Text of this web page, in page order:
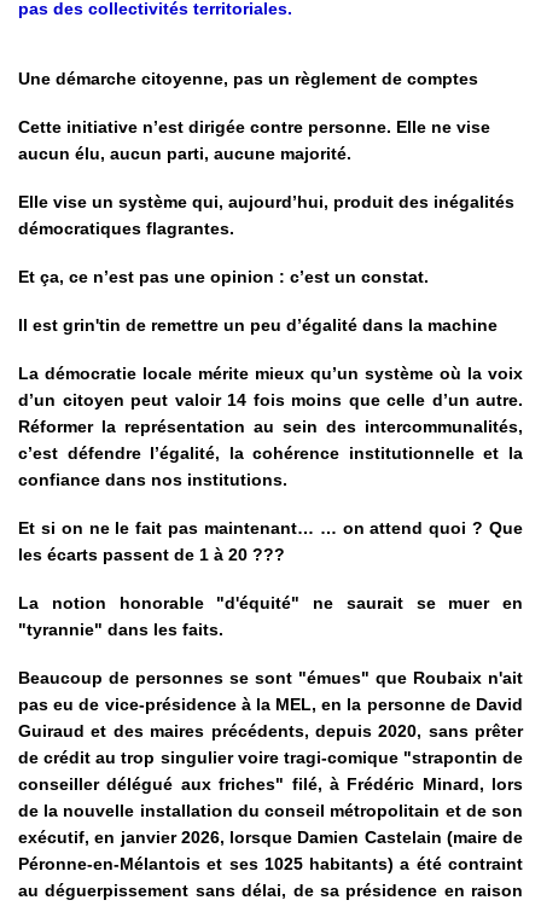
pas des collectivités territoriales.
Une démarche citoyenne, pas un règlement de comptes
Cette initiative n’est dirigée contre personne. Elle ne vise
aucun élu, aucun parti, aucune majorité.
Elle vise un système qui, aujourd’hui, produit des inégalités
démocratiques flagrantes.
Et ça, ce n’est pas une opinion : c’est un constat.
Il est grin'tin de remettre un peu d’égalité dans la machine
La démocratie locale mérite mieux qu’un système où la voix
d’un citoyen peut valoir 14 fois moins que celle d’un autre.
Réformer la représentation au sein des intercommunalités,
c’est défendre l’égalité, la cohérence institutionnelle et la
confiance dans nos institutions.
Et si on ne le fait pas maintenant… … on attend quoi ? Que
les écarts passent de 1 à 20 ???
La notion honorable "d'équité" ne saurait se muer en
"tyrannie" dans les faits.
Beaucoup de personnes se sont "émues" que Roubaix n'ait
pas eu de vice-présidence à la MEL, en la personne de David
Guiraud et des maires précédents, depuis 2020, sans prêter
de crédit au trop singulier voire tragi-comique "strapontin de
conseiller délégué aux friches" filé, à Frédéric Minard, lors
de la nouvelle installation du conseil métropolitain et de son
exécutif, en janvier 2026, lorsque Damien Castelain (maire de
Péronne-en-Mélantois et ses 1025 habitants) a été contraint
au déguerpissement sans délai, de sa présidence en raison